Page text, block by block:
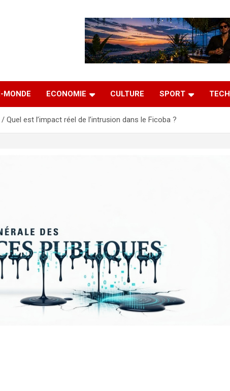
MONDE ECONOMIE CULTURE SPORT TECH
Quel est l’impact réel de l’intrusion dans le Ficoba ?